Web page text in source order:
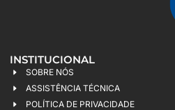
INSTITUCIONAL
SOBRE NÓS
ASSISTÊNCIA TÉCNICA
POLÍTICA DE PRIVACIDADE